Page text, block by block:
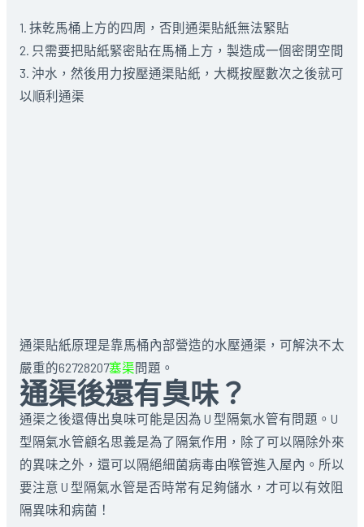
1. 抹乾馬桶上方的四周，否則通渠貼紙無法緊貼
2. 只需要把貼紙緊密貼在馬桶上方，製造成一個密閉空間
3. 沖水，然後用力按壓通渠貼紙，大概按壓數次之後就可
以順利通渠
通渠貼紙原理是靠馬桶內部營造的水壓通渠，可解決不太
嚴重的62728207塞渠問題。
通渠後還有臭味？
通渠之後還傳出臭味可能是因為 U 型隔氣水管有問題。U
型隔氣水管顧名思義是為了隔氣作用，除了可以隔除外來
的異味之外，還可以隔絕細菌病毒由喉管進入屋內。所以
要注意 U 型隔氣水管是否時常有足夠儲水，才可以有效阻
隔異味和病菌！